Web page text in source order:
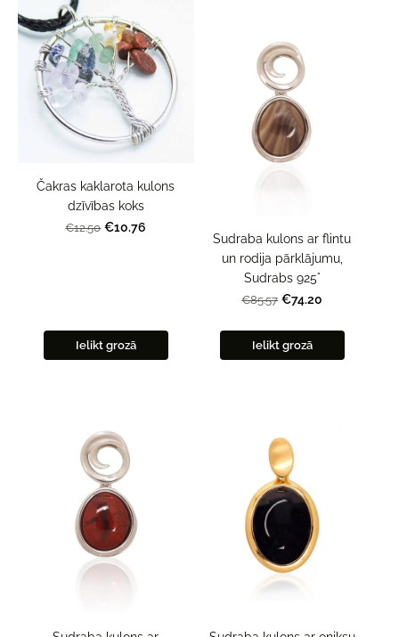
Čakras kaklarota kulons
dzīvības koks
€12.50 €10.76
Ielikt grozā
Sudraba kulons ar flintu
un rodija pārklājumu,
Sudrabs 925°
€85.57 €74.20
Ielikt grozā